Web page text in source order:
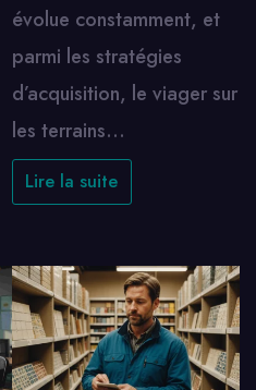
évolue constamment, et
parmi les stratégies
d’acquisition, le viager sur
les terrains…
Lire la suite